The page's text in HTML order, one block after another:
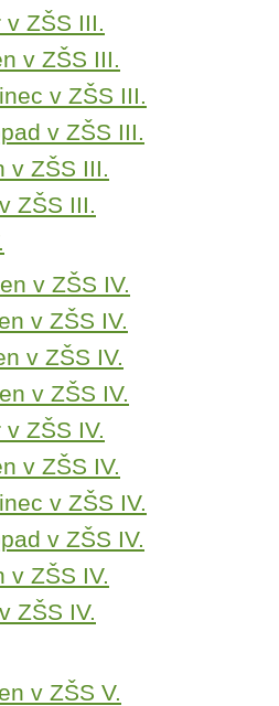
v ZŠS III.
v ZŠS III.
v ZŠS III.
v ZŠS III.
v ZŠS III.
ZŠS III.
v ZŠS IV.
v ZŠS IV.
v ZŠS IV.
v ZŠS IV.
v ZŠS IV.
v ZŠS IV.
v ZŠS IV.
v ZŠS IV.
v ZŠS IV.
ZŠS IV.
v ZŠS V.